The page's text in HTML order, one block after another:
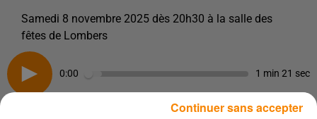
Samedi 8 novembre 2025 dès 20h30 à la salle des
fêtes de Lombers
0:00 1 min 21 sec
Continuer sans accepter